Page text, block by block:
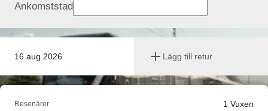
16 aug 2026 Lägg till retur
Ankomststad
Resenärer 1 Vuxen